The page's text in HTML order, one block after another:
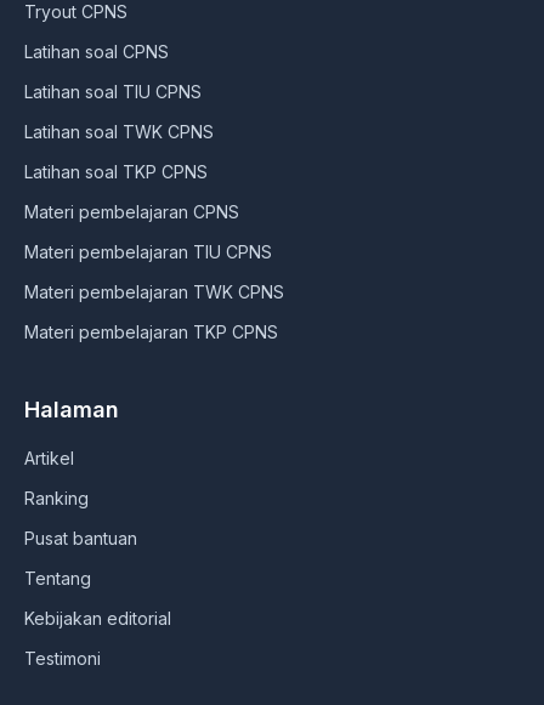
Tryout CPNS
Latihan soal CPNS
Latihan soal TIU CPNS
Latihan soal TWK CPNS
Latihan soal TKP CPNS
Materi pembelajaran CPNS
Materi pembelajaran TIU CPNS
Materi pembelajaran TWK CPNS
Materi pembelajaran TKP CPNS
Halaman
Artikel
Ranking
Pusat bantuan
Tentang
Kebijakan editorial
Testimoni